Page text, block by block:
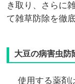
き取り、さらに
て雑草防除を徹
大豆の病害虫防
使用する薬剤